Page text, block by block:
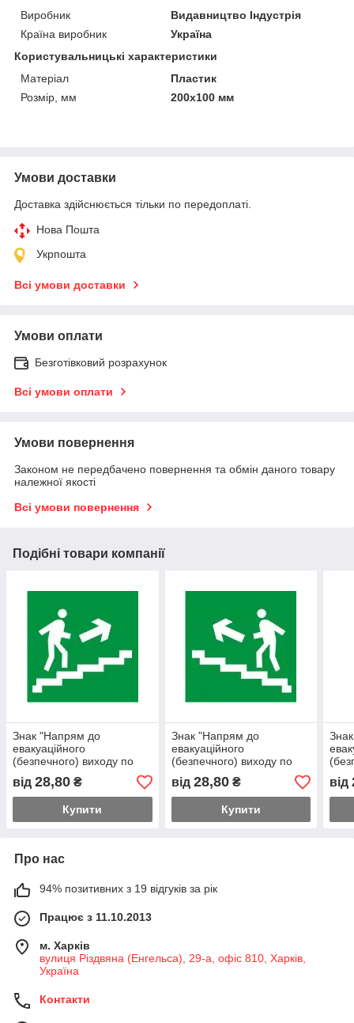
Виробник
Видавництво Індустрія
Країна виробник
Україна
Користувальницькі характеристики
Матеріал
Пластик
Розмір, мм
200х100 мм
Умови доставки
Доставка здійснюється тільки по передоплаті.
Нова Пошта
Укрпошта
Всі умови доставки
Умови оплати
Безготівковий розрахунок
Всі умови оплати
Умови повернення
Законом не передбачено повернення та обмін даного товару
належної якості
Всі умови повернення
Подібні товари компанії
Знак "Напрям до
евакуаційного
(безпечного) виходу по
сходах вгору"
(правосторонній)
від 28,80 ₴
Купити
Знак "Напрям до
евакуаційного
(безпечного) виходу по
сходах вгору"
(лівосторонній)
від 28,80₴
Купити
від
Про нас
94% позитивних з 19 відгуків за рік
Працює з 11.10.2013
м. Харків
вулиця Різдвяна (Енгельса), 29-а, офіс 810, Харків,
Україна
Контакти